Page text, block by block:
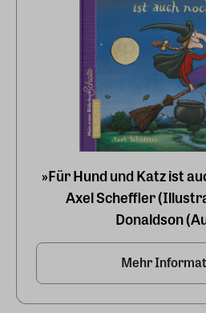
»Für Hund und Katz ist
Axel Scheffler
Donaldson
Mehr